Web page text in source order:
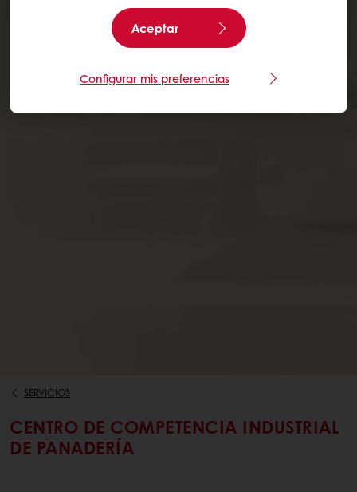
SERVICIOS
CENTRO DE COMPETENCIA INDUSTRIAL
DE PANADERÍA
Aceptar
Configurar mis preferencias